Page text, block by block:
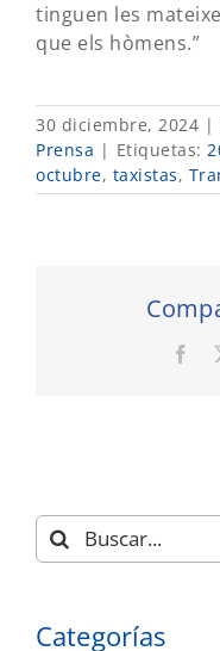
tinguen les
que els hòmens.”
30 diciembre, 2024 |
Prensa | Etiquetas:
octubre, taxistas,
Buscar:
Categorías